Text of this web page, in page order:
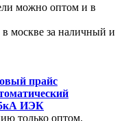
можно оптом и в
в москве за наличный и
прайс
ИЭК
только оптом.